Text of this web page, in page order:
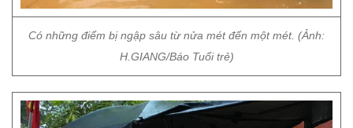
Có những điểm bị ngập sâu từ nửa mét đến một mét. (Ảnh:
H.GIANG/Báo Tuổi trẻ)